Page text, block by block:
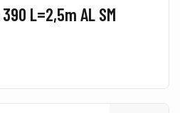
L=2,5m AL SM